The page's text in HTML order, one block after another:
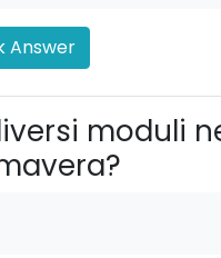
Answer
moduli